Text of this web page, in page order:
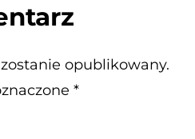
opublikowany.
*